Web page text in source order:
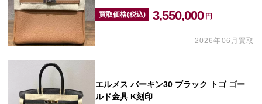
買取価格(税込) 3,550,000 円
2026年06月買取
エルメス バーキン30 ブラック トゴ ゴー
ルド金具 K刻印